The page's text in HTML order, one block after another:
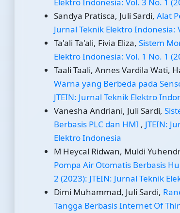
Elektro Indonesia: Vol. 3 No. 1
Sandya Pratisca, Juli Sardi, Alat
Jurnal Teknik Elektro Indonesia:
Ta'ali Ta'ali, Fivia Eliza, Sistem
Elektro Indonesia: Vol. 1 No. 1
Taali Taali, Annes Vardila Wati,
Warna yang Berbeda pada
JTEIN: Jurnal Teknik Elektro
Vanesha Andriani, Juli Sardi,
Berbasis PLC dan HMI , JTEIN:
Elektro Indonesia
M Heycal Ridwan, Muldi
Pompa Air Otomatis Berbasis
2 (2023): JTEIN: Jurnal Teknik
Dimi Muhammad, Juli Sardi,
Tangga Berbasis Internet Of